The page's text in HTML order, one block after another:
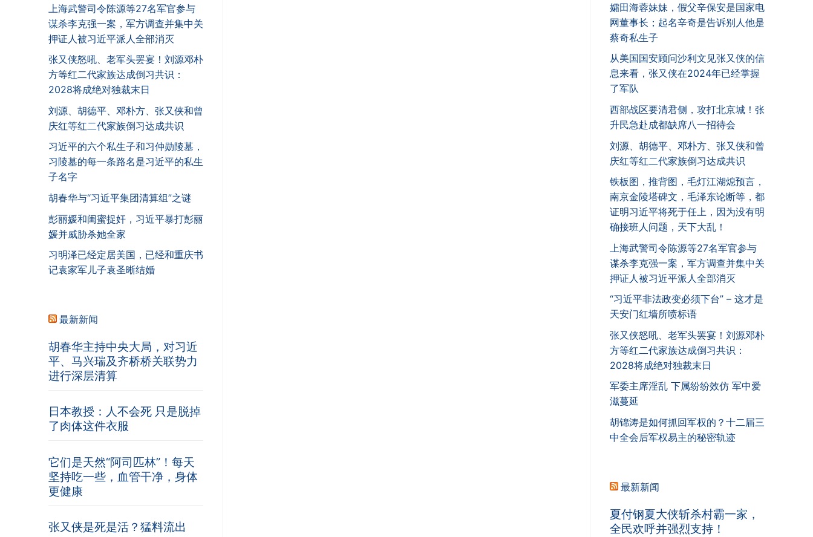
孀田海蓉妹妹，假父辛保安是国家电
网董事长；起名辛奇是告诉别人他是
蔡奇私生子
从美国国安顾问沙利文见张又侠的信
息来看，张又侠在2024年已经掌握
了军队
西部战区要清君侧，攻打北京城！张
升民急赴成都缺席八一招待会
刘源、胡德平、邓朴方、张又侠和曾
庆红等红二代家族倒习达成共识
铁板图，推背图，毛灯江湖熄预言，
南京金陵塔碑文，毛泽东论断等，都
证明习近平将死于任上，因为没有明
确接班人问题，天下大乱！
上海武警司令陈源等27名军官参与
谋杀李克强一案，军方调查并集中关
押证人被习近平派人全部消灭
“习近平非法政变必须下台” – 这才是
天安门红墙所喷标语
张又侠怒吼、老军头罢宴！刘源邓朴
方等红二代家族达成倒习共识：
2028将成绝对独裁末日
军委主席淫乱 下属纷纷效仿 军中爱
滋蔓延
胡锦涛是如何抓回军权的？十二届三
中全会后军权易主的秘密轨迹
最新新闻
夏付钢夏大侠斩杀村霸一家，
全民欢呼并强烈支持！
上海武警司令陈源等27名军官参与
谋杀李克强一案，军方调查并集中关
押证人被习近平派人全部消灭
张又侠怒吼、老军头罢宴！刘源邓朴
方等红二代家族达成倒习共识：
2028将成绝对独裁末日
刘源、胡德平、邓朴方、张又侠和曾
庆红等红二代家族倒习达成共识
习近平的六个私生子和习仲勋陵墓，
习陵墓的每一条路名是习近平的私生
子名字
胡春华与“习近平集团清算组”之谜
彭丽媛和闺蜜捉奸，习近平暴打彭丽
媛并威胁杀她全家
习明泽已经定居美国，已经和重庆书
记袁家军儿子袁圣晰结婚
最新新闻
胡春华主持中央大局，对习近
平、马兴瑞及齐桥桥关联势力
进行深层清算
日本教授：人不会死 只是脱掉
了肉体这件衣服
它们是天然“阿司匹林”！每天
坚持吃一些，血管干净，身体
更健康
张又侠是死是活？猛料流出